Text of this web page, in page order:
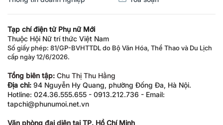
Tạp chí điện tử Phụ nữ Mới
Thuộc Hội Nữ trí thức Việt Nam
Số giấy phép: 81/GP-BVHTTDL do Bộ Văn Hóa, Thể Thao và Du Lịch
cấp ngày 12/6/2026.
Tổng biên tập: Chu Thị Thu Hằng
Địa chỉ: 94 Nguyễn Hy Quang, phường Đống Đa, Hà Nội.
Hotline: 024.36.555.655 - 0913.212.736 - Email:
tapchi@phunumoi.net.vn
Văn phòng đại diện tại TP. Hồ Chí Minh